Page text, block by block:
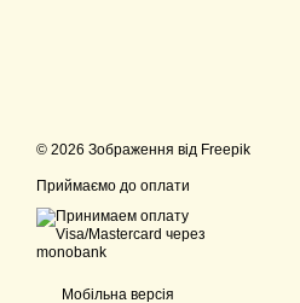
© 2026 Зображення від Freepik
Приймаємо до оплати
Мобільна версія